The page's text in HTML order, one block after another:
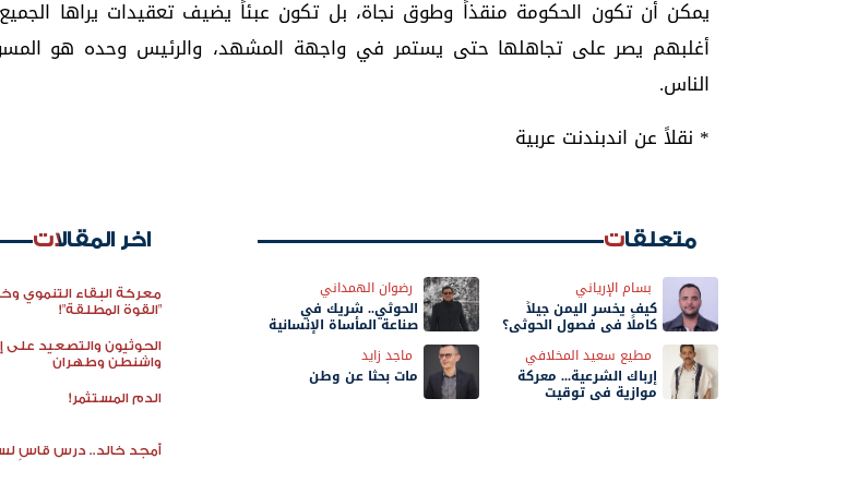
يمكن أن تكون الحكومة منقذاً وطوق نجاة، بل تكون عبئاً يضيف تعقيدات يراها
أغلبهم يصر على تجاهلها حتى يستمر في واجهة المشهد، والرئيس وحده هو
الناس.
* نقلاً عن اندبندنت عربية
متعلقات
بسام الإرياني
كيف يخسر اليمن جيلاً
كاملًا في فصول الحوثي؟
رضوان الهمداني
الحوثي.. شريك في
صناعة المأساة الإنسانية
مطيع سعيد المخلافي
إرباك الشرعية... معركة
موازية في توقيت
ماجد زايد
مات بحثًا عن وطن
اخر المقالات
معركة البقاء التنموي
"القوة المطلقة"!
الحوثيون والتصعيد على
واشنطن وطهران
الدم المستثمر!
أمجد خالد.. درس قاسٍ